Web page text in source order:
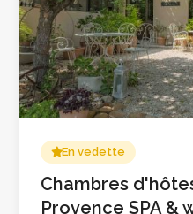
4.8
En vedette
Chambres
Provence SPA &